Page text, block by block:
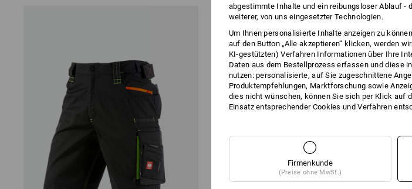
abgestimmte Inhalte und ein reibungsloser Ablauf -
weiterer, von uns eingesetzter Technologien.
Um Ihnen personalisierte Inhalte anzeigen zu
auf den Button „Alle akzeptieren“ klicken, werden
KI-gestützten) Verfahren Informationen über Ihre
Daten aus dem Bestellprozess erfassen und diese
nutzen: personalisierte, auf Sie zugeschnittene
Produktempfehlungen, Marktforschung sowie
dies nicht wünschen, können Sie sich per Klick auf
Einsatz entsprechender Cookies und Verfahren
Firmenkunde
(Preise ohne MwSt.)